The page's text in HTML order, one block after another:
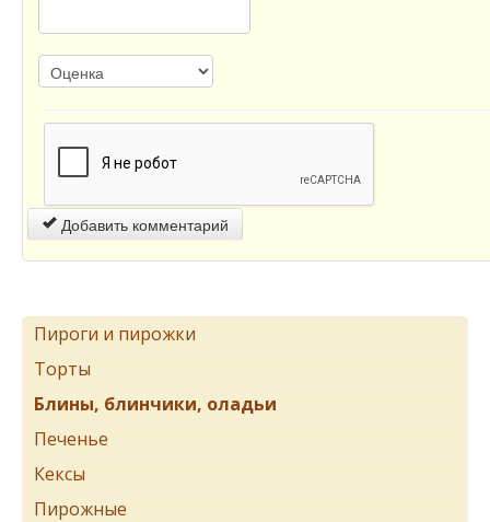
Добавить комментарий
Пироги и пирожки
Торты
Блины, блинчики, оладьи
Печенье
Кексы
Пирожные